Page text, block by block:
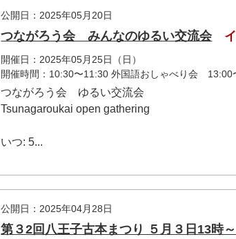
公開日：2025年05月20日
つながろう会 みんなのゆるい交流会
開催日：2025年05月25日（日）
開催時間：10:30〜11:30 外国語おしゃべり会 13:00
つながろう会 ゆるい交流会
Tsunagaroukai open gathering
いつ: 5...
公開日：2025年04月28日
第３2回八王子古本まつり ５月３日13時